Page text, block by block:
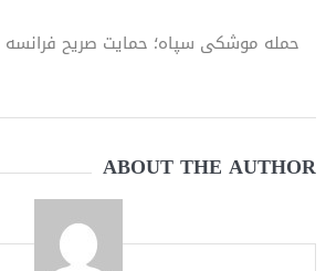
حمله موشکی سپاه؛ حمایت صریح فرانسه
ABOUT THE AUTHOR